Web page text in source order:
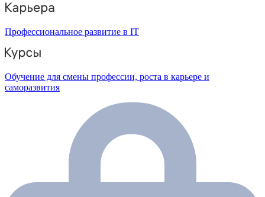
Профессиональное развитие в IT
Обучение для смены профессии, роста в карьере и
саморазвития